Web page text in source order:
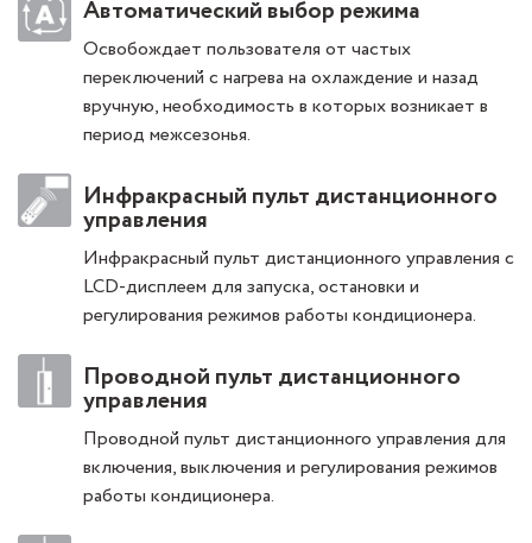
Автоматический выбор режима
Освобождает пользователя от частых
переключений с нагрева на охлаждение и назад
вручную, необходимость в которых возникает в
период межсезонья.
Инфракрасный пульт дистанционного
управления
Инфракрасный пульт дистанционного управления с
LCD-дисплеем для запуска, остановки и
регулирования режимов работы кондиционера.
Проводной пульт дистанционного
управления
Проводной пульт дистанционного управления для
включения, выключения и регулирования режимов
работы кондиционера.